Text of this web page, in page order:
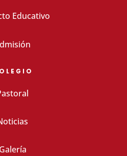
Educativo
Galería